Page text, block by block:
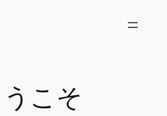
こそ